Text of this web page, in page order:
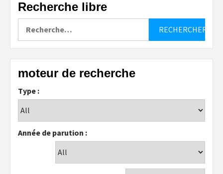
Recherche libre
moteur de recherche
Type :
Année de parution :